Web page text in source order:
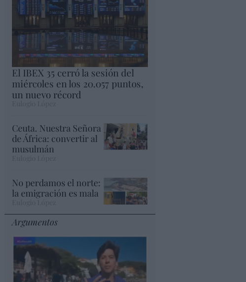
El IBEX 35 cerró la sesión del
miércoles en los 20.057 puntos,
un nuevo récord
Ceuta. Nuestra Señora
de África: convertir al
musulmán
No perdamos el norte:
la emigración es mala
Argumentos